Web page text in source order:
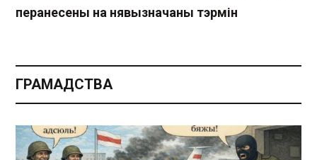
перанесены на нявызначаны тэрмін
ГРАМАДСТВА